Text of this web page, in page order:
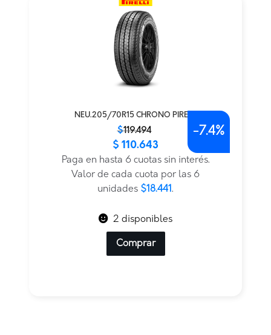
NEU.205/70R15 CHRONO PIRELLI
$119.494
original
actual
$ 110.643
Paga en hasta 6 cuotas sin interés.
Valor de cada cuota por las 6
unidades $18.441.
-7.4%
2 disponibles
Comprar